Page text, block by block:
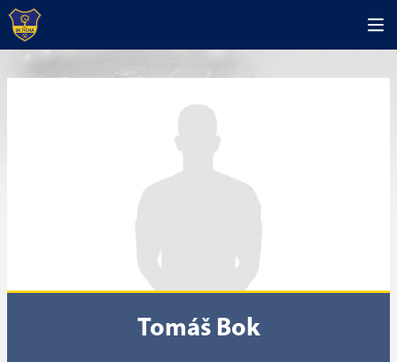
Tomáš Bok